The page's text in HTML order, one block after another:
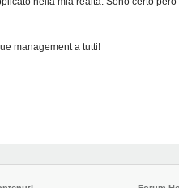
management a tutti!